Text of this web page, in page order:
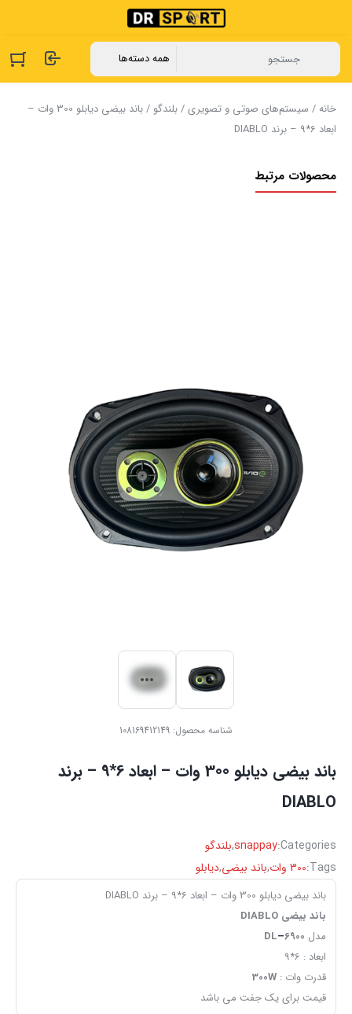
خانه/ سیستم‌های صوتی و تصویری/بلندگو
/ باند بیضی دیابلو 300 وات –
ابعاد 6*9 – برند DIABLO
محصولات مرتبط
شناسه محصول: 108169412149
باند بیضی دیابلو 300 وات – ابعاد 6*9 – برند
DIABLO
Categories:
snappay
,بلندگو
Tags: 300 وات ,باند بیضی,دیابلو
باند بیضی دیابلو 300 وات – ابعاد 6*9 – برند DIABLO
باند بیضی DIABLO
مدل
DL–6900
ابعاد : 6*9
قدرت وات : 300W
قیمت برای یک جفت می باشد